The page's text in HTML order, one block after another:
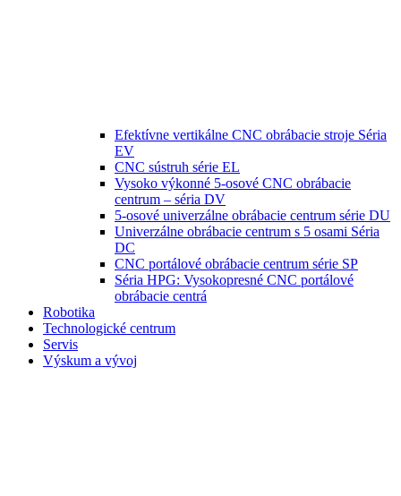
Efektívne vertikálne CNC obrábacie stroje Séria
EV
CNC sústruh série EL
Vysoko výkonné 5-osové CNC obrábacie
centrum – séria DV
5-osové univerzálne obrábacie centrum série DU
Univerzálne obrábacie centrum s 5 osami Séria
DC
CNC portálové obrábacie centrum série SP
Séria HPG: Vysokopresné CNC portálové
obrábacie centrá
Robotika
Technologické centrum
Servis
Výskum a vývoj